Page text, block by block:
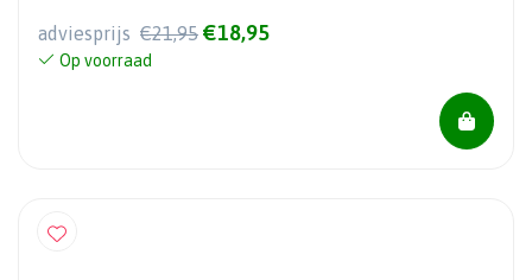
adviesprijs €21,95 €18,95
Op voorraad